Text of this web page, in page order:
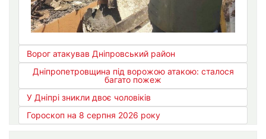
Ворог атакував Дніпровський район
Дніпропетровщина під ворожою атакою: сталося
багато пожеж
У Дніпрі зникли двоє чоловіків
Гороскоп на 8 серпня 2026 року